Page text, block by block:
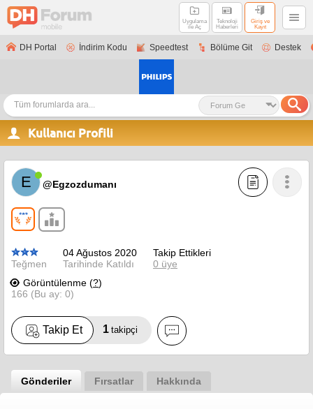
Uygulama
ile Aç
Teknoloji
Haberleri
Giriş ve
Kayıt
DH Portal İndirim Kodu Speedtest Bölüme Git Destek
Kullanıcı Profili
E @Egzozdumanı
Teğmen
04 Ağustos 2020
Tarihinde Katıldı
Takip Ettikleri
0 üye
Görüntülenme (?)
166 (Bu ay: 0)
Takip Et 1 takipçi
Gönderiler Fırsatlar Hakkında